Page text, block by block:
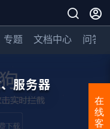
专题 文档中心 问答
服务器
在
线
客